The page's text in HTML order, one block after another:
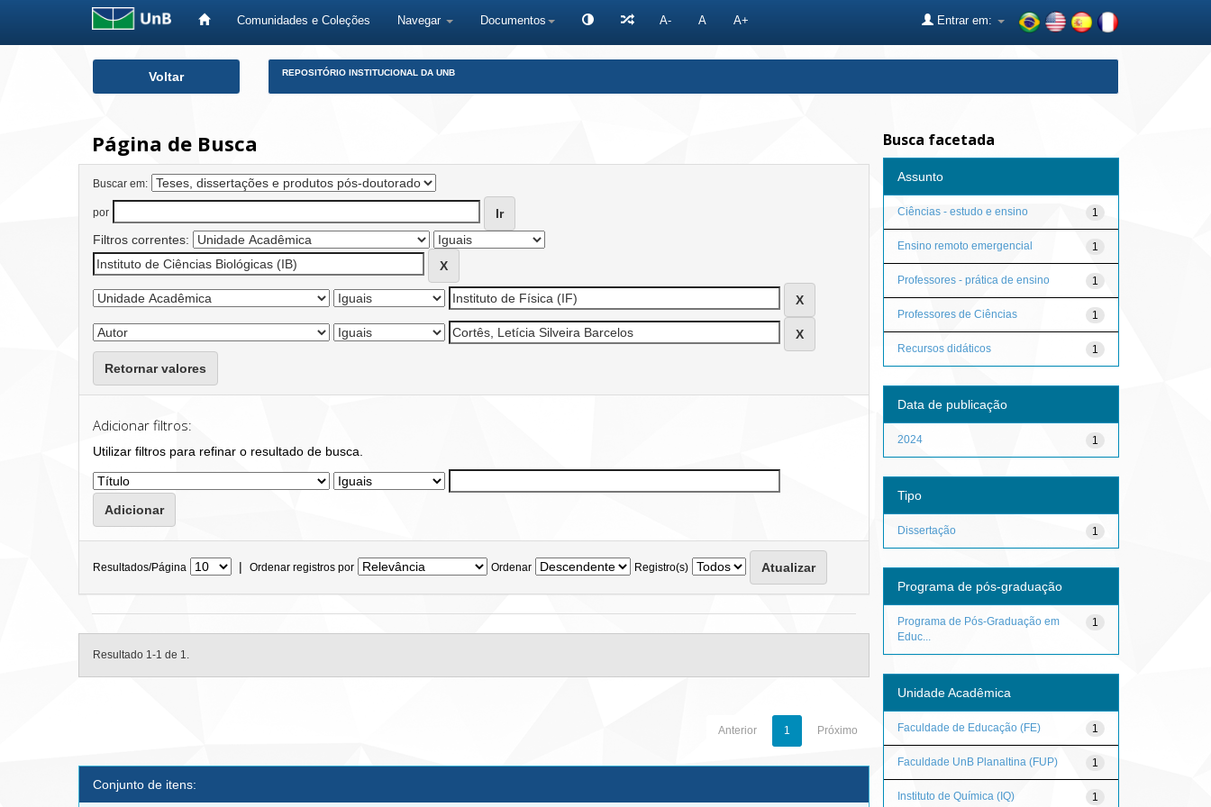
Comunidades e Coleções Navegar Documentos A- A A+ Entrar em:
Voltar REPOSITÓRIO INSTITUCIONAL DA UNB
Página de Busca
Buscar em:
por
Filtros correntes:
Retornar valores
Adicionar filtros:
Utilizar filtros para refinar o resultado de busca.
Resultados/Página | Ordenar registros por Ordenar Registro(s)
Resultado 1-1 de 1.
Anterior 1 Próximo
Conjunto de itens:
Busca facetada
Assunto
1
Ciências - estudo e ensino
1
Ensino remoto emergencial
1
Professores - prática de ensino
1
Professores de Ciências
1
Recursos didáticos
Data de publicação
1
2024
Tipo
1
Dissertação
Programa de pós-graduação
1
Programa de Pós-Graduação em
Educ...
Unidade Acadêmica
1
Faculdade de Educação (FE)
1
Faculdade UnB Planaltina (FUP)
1
Instituto de Química (IQ)